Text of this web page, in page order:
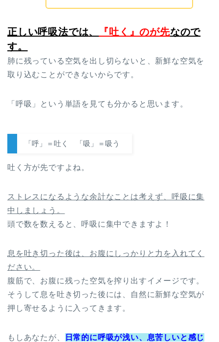
正しい呼吸法では、 『吐く』のが先なので
す。
肺に残っている空気を出し切らないと、新鮮な空気を
取り込むことができないからです。
「呼吸」という単語を見ても分かると思います。
「呼」＝吐く 「吸」＝吸う
吐く方が先ですよね。
ストレスになるような余計なことは考えず、呼吸に集
中しましょう。
頭で数を数えると、呼吸に集中できますよ！
息を吐き切った後は、お腹にしっかりと力を入れてく
ださい。
腹筋で、お腹に残った空気を搾り出すイメージです。
そうして息を吐き切った後には、自然に新鮮な空気が
押し寄せるように入ってきます。
もしあなたが、
日常的に呼吸が浅い、息苦しいと感じ